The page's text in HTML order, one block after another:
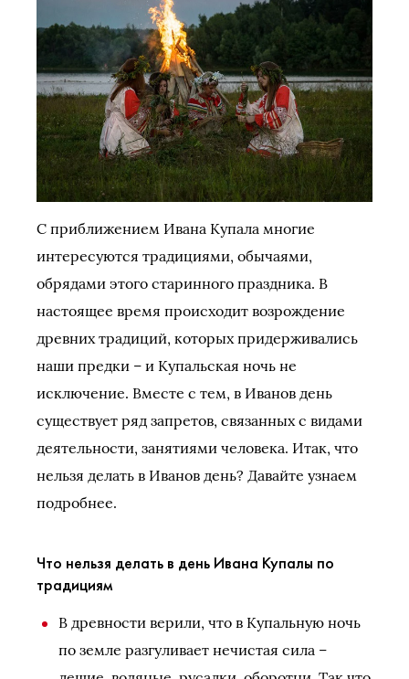
С приближением Ивана Купала многие
интересуются традициями, обычаями,
обрядами этого старинного праздника. В
настоящее время происходит возрождение
древних традиций, которых придерживались
наши предки – и Купальская ночь не
исключение. Вместе с тем, в Иванов день
существует ряд запретов, связанных с видами
деятельности, занятиями человека. Итак, что
нельзя делать в Иванов день? Давайте узнаем
подробнее.
Что нельзя делать в день Ивана Купалы по
традициям
В древности верили, что в Купальную ночь
по земле разгуливает нечистая сила –